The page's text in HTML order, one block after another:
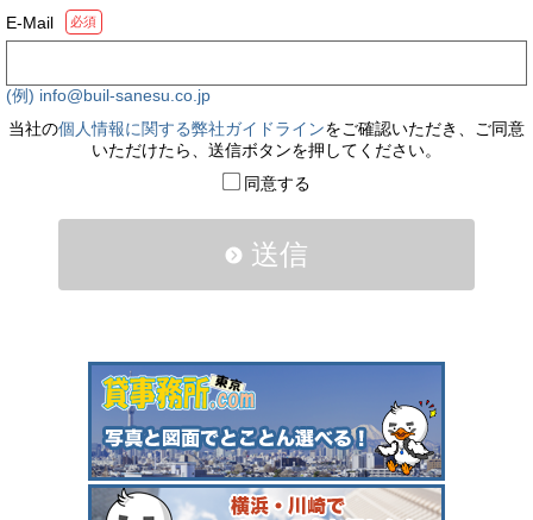
E-Mail 必須
(例) info@buil-sanesu.co.jp
当社の個人情報に関する弊社ガイドラインをご確認いただき、ご同意
いただけたら、送信ボタンを押してください。
同意する
送信